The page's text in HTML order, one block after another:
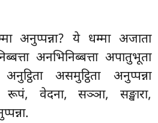
अनुप्पन्ना? ये धम्मा अजाता
अनभिनिब्बत्ता अपातुभूता
असमुट्ठिता अनुप्पन्ना
रूपं, वेदना, सञ्ञा, सङ्खारा,